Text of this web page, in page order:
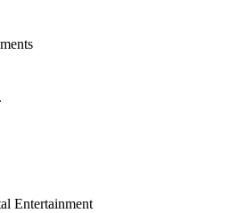
Entertainment